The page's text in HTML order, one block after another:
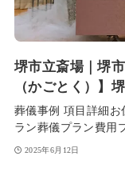
堺市立斎場｜堺
（かごとく）】
葬儀事例 項目詳細
ラン葬儀プラン費用
2025年6月12日